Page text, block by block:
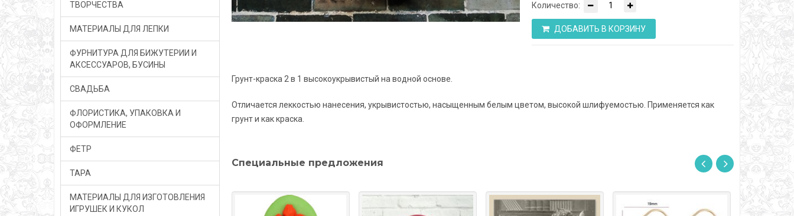
ТВОРЧЕСТВА
МАТЕРИАЛЫ ДЛЯ ЛЕПКИ
ФУРНИТУРА ДЛЯ БИЖУТЕРИИ И
АКСЕССУАРОВ, БУСИНЫ
СВАДЬБА
ФЛОРИСТИКА, УПАКОВКА И
ОФОРМЛЕНИЕ
ФЕТР
ТАРА
МАТЕРИАЛЫ ДЛЯ ИЗГОТОВЛЕНИЯ
ИГРУШЕК И КУКОЛ
Количество:
ДОБАВИТЬ В КОРЗИНУ
Грунт-краска 2 в 1 высокоукрывистый на водной основе.
Отличается леккостью нанесения, укрывистостью, насыщенным белым цветом, высокой шлифуемостью. Применяется как
грунт и как краска.
Специальные предложения